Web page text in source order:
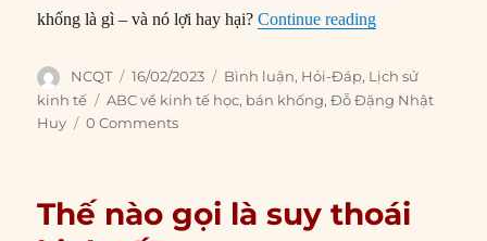
khống là gì – và nó lợi hay hại?Continue reading“Bán khống là
Author
NCQT
Posted
on
16/02/2023 Categories
Bình luận, Hỏi-Đáp, Lịch sử
kinh tế
Tags
ABC về kinh tế học, bán khống,Đỗ Đặng Nhật
Huy
0 Comments
Thế nào gọi là suy thoái